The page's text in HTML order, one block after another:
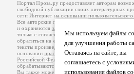
Мы используем файлы
для улучшения работы
Оставаясь на сайте, вы
соглашаетесь с
использования файлов
Портал Проза.ру предоставляет авторам
свободной публикации своих литературных
сети Интернет на основании
Все авторские права на произведения
и охраняются законом
. Перепечатка
только с согласия его автора, к которому вы
обратиться на его авторской странице.
тексты произведений авторы несут
основанииправил публикациии
Российской Федерации
обрабатываются на основанииПолитики
Вы также можете посмотреть более